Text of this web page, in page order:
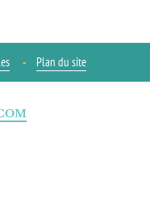
Plan du site